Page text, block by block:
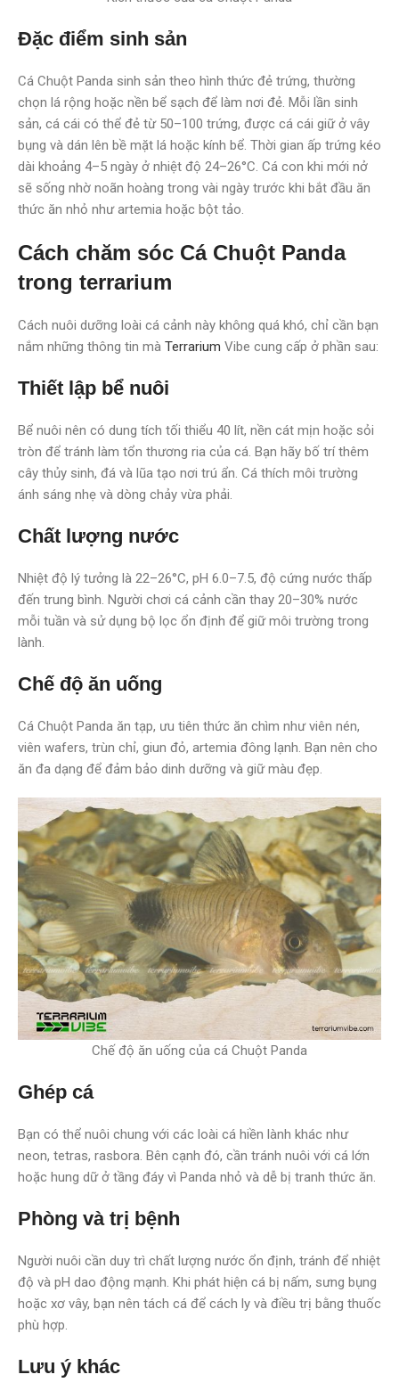
Đặc điểm sinh sản
Cá Chuột Panda sinh sản theo hình thức đẻ trứng, thường
chọn lá rộng hoặc nền bể sạch để làm nơi đẻ. Mỗi lần sinh
sản, cá cái có thể đẻ từ 50–100 trứng, được cá cái giữ ở vây
bụng và dán lên bề mặt lá hoặc kính bể. Thời gian ấp trứng kéo
dài khoảng 4–5 ngày ở nhiệt độ 24–26°C. Cá con khi mới nở
sẽ sống nhờ noãn hoàng trong vài ngày trước khi bắt đầu ăn
thức ăn nhỏ như artemia hoặc bột tảo.
Cách chăm sóc Cá Chuột Panda
trong terrarium
Cách nuôi dưỡng loài cá cảnh này không quá khó, chỉ cần bạn
nắm những thông tin mà Terrarium Vibe cung cấp ở phần sau:
Thiết lập bể nuôi
Bể nuôi nên có dung tích tối thiểu 40 lít, nền cát mịn hoặc sỏi
tròn để tránh làm tổn thương ria của cá. Bạn hãy bố trí thêm
cây thủy sinh, đá và lũa tạo nơi trú ẩn. Cá thích môi trường
ánh sáng nhẹ và dòng chảy vừa phải.
Chất lượng nước
Nhiệt độ lý tưởng là 22–26°C, pH 6.0–7.5, độ cứng nước thấp
đến trung bình. Người chơi cá cảnh cần thay 20–30% nước
mỗi tuần và sử dụng bộ lọc ổn định để giữ môi trường trong
lành.
Chế độ ăn uống
Cá Chuột Panda ăn tạp, ưu tiên thức ăn chìm như viên nén,
viên wafers, trùn chỉ, giun đỏ, artemia đông lạnh. Bạn nên cho
ăn đa dạng để đảm bảo dinh dưỡng và giữ màu đẹp.
Chế độ ăn uống của cá Chuột Panda
Ghép cá
Bạn có thể nuôi chung với các loài cá hiền lành khác như
neon, tetras, rasbora. Bên cạnh đó, cần tránh nuôi với cá lớn
hoặc hung dữ ở tầng đáy vì Panda nhỏ và dễ bị tranh thức ăn.
Phòng và trị bệnh
Người nuôi cần duy trì chất lượng nước ổn định, tránh để nhiệt
độ và pH dao động mạnh. Khi phát hiện cá bị nấm, sưng bụng
hoặc xơ vây, bạn nên tách cá để cách ly và điều trị bằng thuốc
phù hợp.
Lưu ý khác